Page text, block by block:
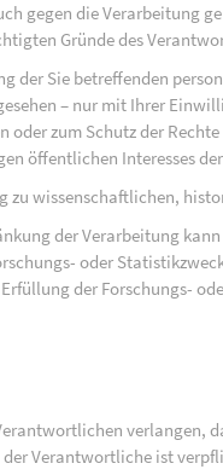
gegen die Verarbeitung
Gründe des
der Sie betreffenden
– nur mit Ihrer
oder zum Schutz der
öffentlichen Interesses
zu wissenschaftlichen,
der Verarbeitung
oder
der Forschungs-
verlangen,
Verantwortliche ist